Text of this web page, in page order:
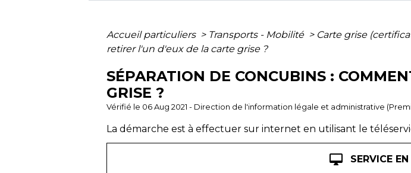
Accueil particuliers > Transports - Mobilité > Carte grise
retirer l'un d'eux de la carte grise ?
SÉPARATION DE CONCUBINS :
GRISE ?
Vérifié le 06 Aug 2021 - Direction de l'information légale et administrative
La démarche est à effectuer sur internet en utilisant le
desktop_mac
SERVICE